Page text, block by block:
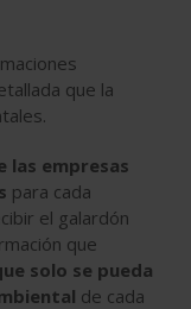
que la
las empresas
para cada
el galardón
que
solo se pueda
de cada